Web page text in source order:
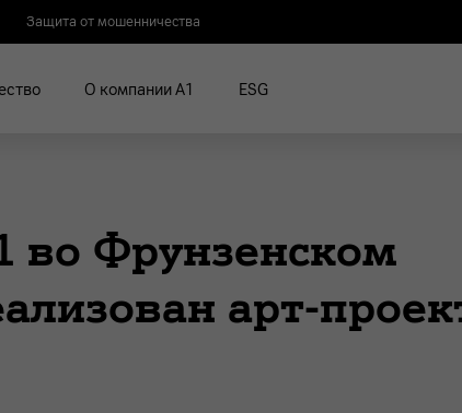
Защита от мошенничества
О компании А1 ESG
во Фрунзенском
арт-